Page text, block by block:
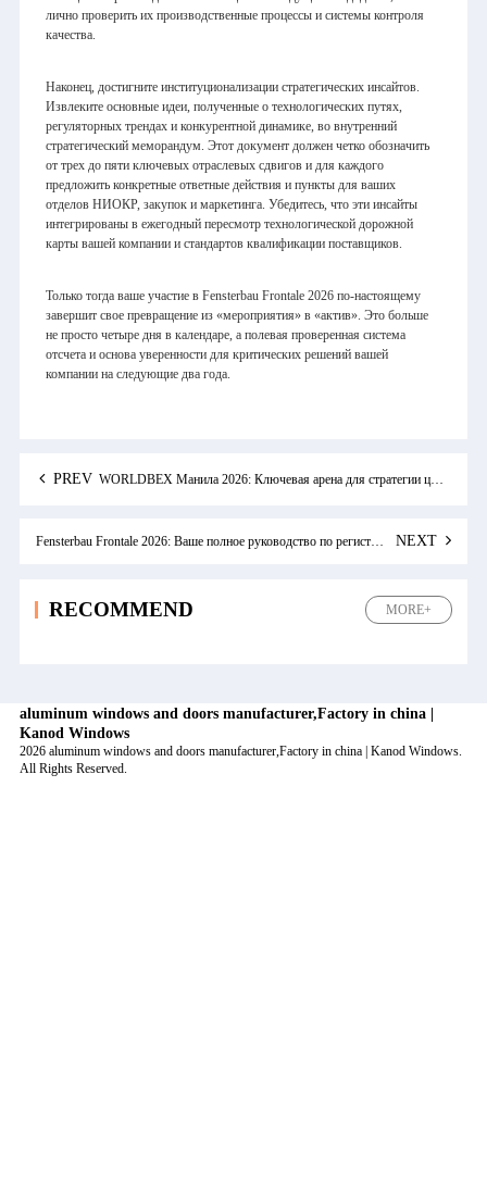
лично проверить их производственные процессы и системы контроля
качества.
Наконец, достигните институционализации стратегических инсайтов.
Извлеките основные идеи, полученные о технологических путях,
регуляторных трендах и конкурентной динамике, во внутренний
стратегический меморандум. Этот документ должен четко обозначить
от трех до пяти ключевых отраслевых сдвигов и для каждого
предложить конкретные ответные действия и пункты для ваших
отделов НИОКР, закупок и маркетинга. Убедитесь, что эти инсайты
интегрированы в ежегодный пересмотр технологической дорожной
карты вашей компании и стандартов квалификации поставщиков.
Только тогда ваше участие в Fensterbau Frontale 2026 по-настоящему
завершит свое превращение из «мероприятия» в «актив». Это больше
не просто четыре дня в календаре, а полевая проверенная система
отсчета и основа уверенности для критических решений вашей
компании на следующие два года.
PREV WORLDBEX Манила 2026: Ключевая арена для стратегии цепочек поставок и инвестиций
Fensterbau Frontale 2026: Ваше полное руководство по регистрации и анализу продуктов NEXT
RECOMMEND MORE+
aluminum windows and doors manufacturer,Factory in china |
Kanod Windows
2026 aluminum windows and doors manufacturer,Factory in china | Kanod Windows.
All Rights Reserved.